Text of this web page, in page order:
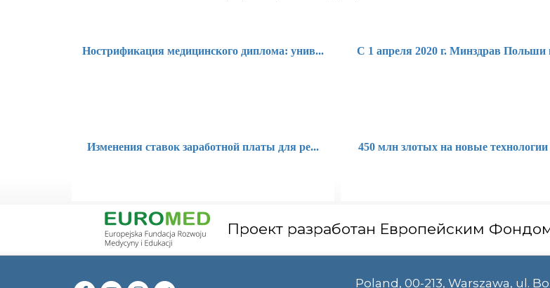
Нострификация медицинского диплома: унив... С 1 апреля 2020 г. Минздрав Польши
Изменения ставок заработной платы для ре... 450 млн злотых на новые технологии
Проект разработан Европейским
Poland, 00-213, Warszawa, ul.